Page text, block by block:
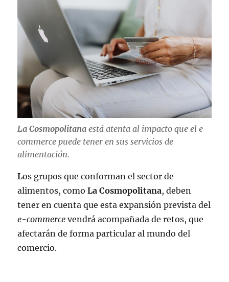
La Cosmopolitanaestá atenta al impacto que el e-
commerce puede tener en sus servicios de
alimentación.
Los grupos que conforman el sector de
alimentos, comoLa Cosmopolitana, deben
tener en cuenta que esta expansión prevista del
e-commerce vendrá acompañada de retos, que
afectarán de forma particular al mundo del
comercio.